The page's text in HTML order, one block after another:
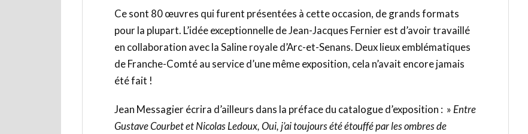
Ce sont 80 œuvres qui furent présentées à cette occasion, de grands formats
pour la plupart. L’idée exceptionnelle de Jean-Jacques Fernier est d’avoir travaillé
en collaboration avec la Saline royale d’Arc-et-Senans. Deux lieux emblématiques
de Franche-Comté au service d’une même exposition, cela n’avait encore jamais
été fait !
Jean Messagier écrira d’ailleurs dans la préface du catalogue d’exposition : » Entre
Gustave Courbet et Nicolas Ledoux, Oui, j’ai toujours été étouffé par les ombres de